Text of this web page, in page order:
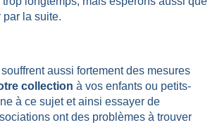
la suite.
aussi fortement des mesures
collection à vos enfants ou petits-
à ce sujet et ainsi essayer de
ont des problèmes à trouver